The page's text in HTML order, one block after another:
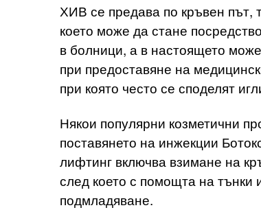
ХИВ се предава по кръвен път,
което може да стане
в болници, а в настоящето
при предоставяне на
при която често се споделят
Някои популярни козметични
поставянето на инжекции
лифтинг включва взимане на
след което с помощта на тънки
подмладяване.